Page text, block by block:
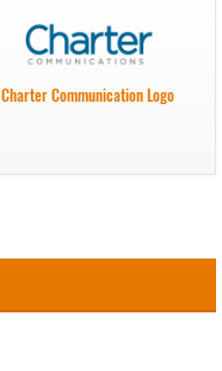
Charter Communication Logo